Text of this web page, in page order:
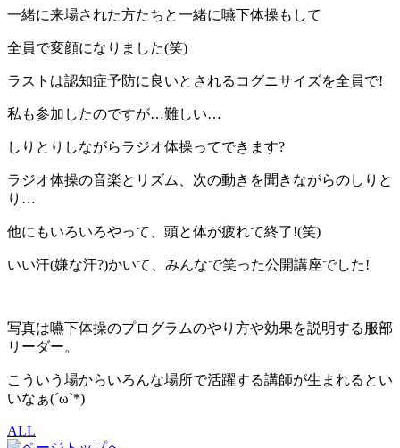
一緒に来場された方たちと一緒に嚥下体操もして
全員で変顔になりました(笑)
ラストは認知症予防に良いとされるコグニサイズを全員で!
私も参加したのですが…難しい…
しりとりしながらラジオ体操ってできます?
ラジオ体操の音楽とリズム、次の動きを聞きながらのしりと
り…
他にもいろいろやって、頭と体が疲れて終了!(笑)
いい汗(嫌な汗?)かいて、みんなで笑った公開講座でした!
写真は嚥下体操のプログラムのやり方や効果を説明する服部
リーダー。
こういう場からいろんな場所で活躍する講師が生まれるとい
いなぁ(´ω`*)
ALL